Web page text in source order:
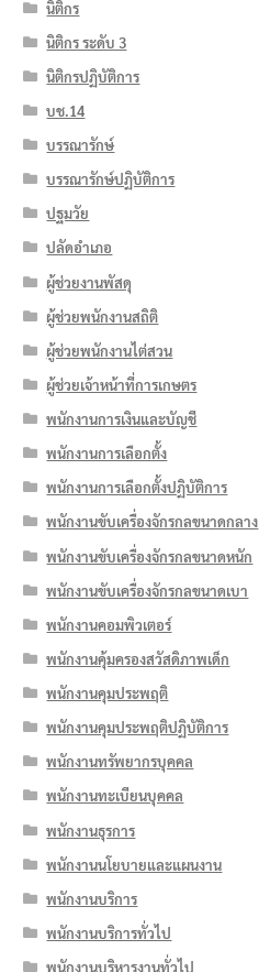
นิติกร
นิติกร ระดับ 3
นิติกรปฏิบัติการ
บช.14
บรรณารักษ์
บรรณารักษ์ปฏิบัติการ
ปฐมวัย
ปลัดอำเภอ
ผู้ช่วยงานพัสดุ
ผู้ช่วยพนักงานสถิติ
ผู้ช่วยพนักงานไต่สวน
ผู้ช่วยเจ้าหน้าที่การเกษตร
พนักงานการเงินและบัญชี
พนักงานการเลือกตั้ง
พนักงานการเลือกตั้งปฏิบัติการ
พนักงานขับเครื่องจักรกลขนาดกลาง
พนักงานขับเครื่องจักรกลขนาดหนัก
พนักงานขับเครื่องจักรกลขนาดเบา
พนักงานคอมพิวเตอร์
พนักงานคุ้มครองสวัสดิภาพเด็ก
พนักงานคุมประพฤติ
พนักงานคุมประพฤติปฏิบัติการ
พนักงานทรัพยากรบุคคล
พนักงานทะเบียนบุคคล
พนักงานธุรการ
พนักงานนโยบายและแผนงาน
พนักงานบริการ
พนักงานบริการทั่วไป
พนักงานบริหารงานทั่วไป